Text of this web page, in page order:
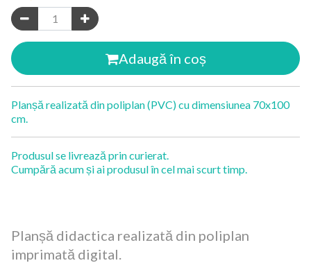
Adaugă în coș
Planșă realizată din poliplan (PVC) cu dimensiunea 70x100
cm.
Produsul se livrează prin curierat.
Cumpără acum și ai produsul în cel mai scurt timp.
Planșă didactica realizată din poliplan
imprimată digital.